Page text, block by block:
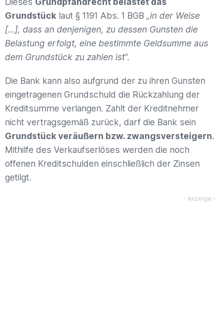
Grundstück laut § 1191 Abs. 1 BGB „in der Weise
[…], dass an denjenigen, zu dessen Gunsten die
Belastung erfolgt, eine bestimmte Geldsumme aus
dem Grundstück zu zahlen ist“.
Die Bank kann also aufgrund der zu ihren Gunsten
eingetragenen Grundschuld die Rückzahlung der
Kreditsumme verlangen. Zahlt der Kreditnehmer
nicht vertragsgemäß zurück, darf die Bank sein
Grundstück veräußern bzw. zwangsversteigern.
Mithilfe des Verkaufserlöses werden die noch
offenen Kreditschulden einschließlich der Zinsen
getilgt.